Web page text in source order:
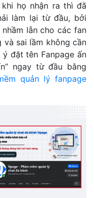
họ nhận ra thì đã
làm lại từ đầu, bởi
lẫn cho các fan
và sai lầm không cần
đặt tên Fanpage ấn
ngay từ đầu bằng
quản lý fanpage